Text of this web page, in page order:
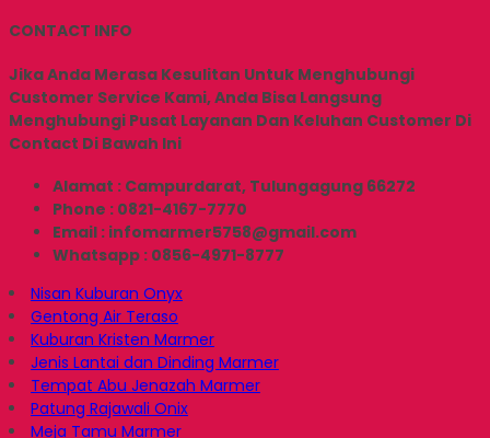
CONTACT INFO
Jika Anda Merasa Kesulitan Untuk Menghubungi
Customer Service Kami, Anda Bisa Langsung
Menghubungi Pusat Layanan Dan Keluhan Customer Di
Contact Di Bawah Ini
Alamat : Campurdarat, Tulungagung 66272
Phone : 0821-4167-7770
Email : infomarmer5758@gmail.com
Whatsapp : 0856-4971-8777
Nisan Kuburan Onyx
Gentong Air Teraso
Kuburan Kristen Marmer
Jenis Lantai dan Dinding Marmer
Tempat Abu Jenazah Marmer
Patung Rajawali Onix
Meja Tamu Marmer